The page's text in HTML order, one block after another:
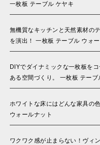
一枚板 テーブル ケヤキ
無機質なキッチンと天然素材の
を演出！ 一枚板 テーブル ウォ
DIYでダイナミックな一枚板を
ある空間づくり。 一枚板 テーブ
ホワイトな床にはどんな家具の
ウォールナット
ワクワク感が止まらない！ヴィ